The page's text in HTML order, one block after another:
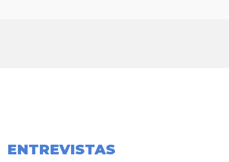
ENTREVISTAS